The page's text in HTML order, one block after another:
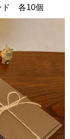
ド 各10個